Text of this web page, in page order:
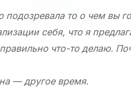
подозревала то о чем вы
себя, что я
что-то делаю.
— другое время.